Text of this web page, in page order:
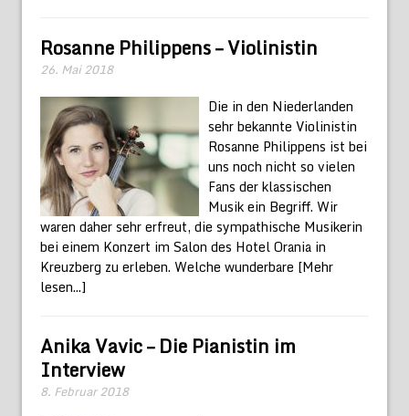
Rosanne Philippens – Violinistin
26. Mai 2018
Die in den Niederlanden
sehr bekannte Violinistin
Rosanne Philippens ist bei
uns noch nicht so vielen
Fans der klassischen
Musik ein Begriff. Wir
waren daher sehr erfreut, die sympathische Musikerin
bei einem Konzert im Salon des Hotel Orania in
Kreuzberg zu erleben. Welche wunderbare [Mehr
lesen...]
Anika Vavic – Die Pianistin im
Interview
8. Februar 2018